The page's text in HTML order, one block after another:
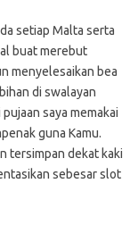
setiap Malta serta
buat merebut
menyelesaikan bea
di swalayan
saya memakai
guna Kamu.
tersimpan dekat kaki
sebesar slot